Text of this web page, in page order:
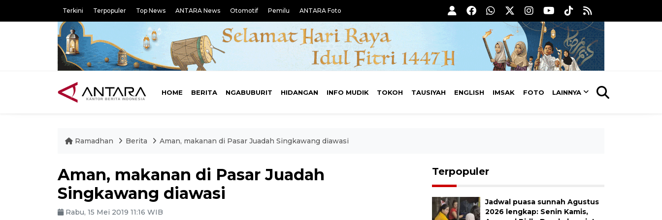
Terkini Terpopuler Top News ANTARA News Otomotif Pemilu ANTARA Foto
HOME BERITA NGABUBURIT HIDANGAN INFO MUDIK TOKOH TAUSIYAH ENGLISH IMSAK FOTO LAINNYA
Ramadhan Berita Aman, makanan di Pasar Juadah Singkawang diawasi
Aman, makanan di Pasar Juadah
Singkawang diawasi
Rabu, 15 Mei 2019 11:16 WIB
Terpopuler
Jadwal puasa sunnah Agustus
2026 lengkap: Senin Kamis,